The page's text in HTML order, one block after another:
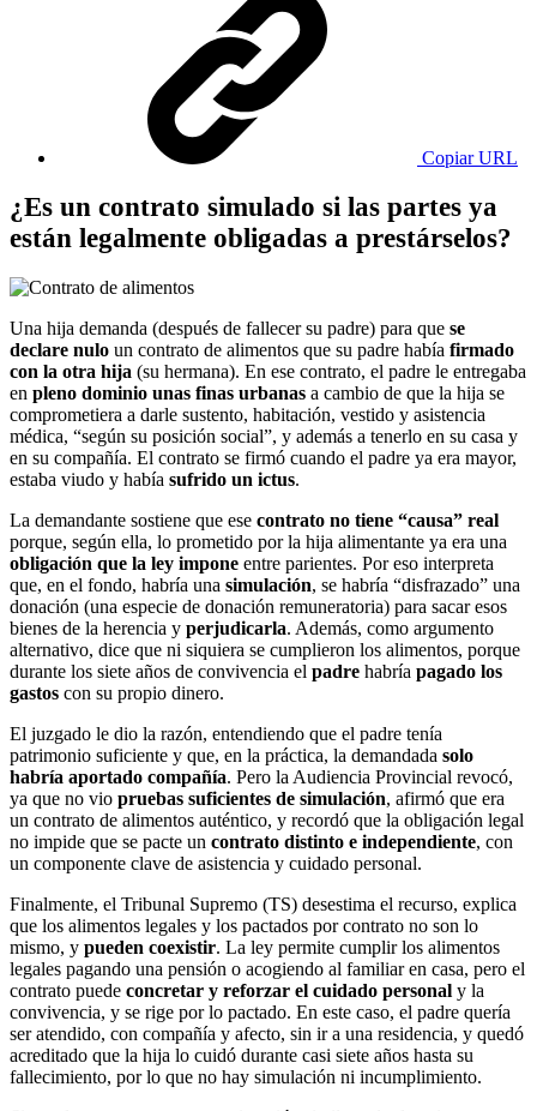
Copiar URL
¿Es un contrato simulado si las partes ya
están legalmente obligadas a prestárselos?
Una hija demanda (después de fallecer su padre) para que se
declare nulo un contrato de alimentos que su padre había firmado
con la otra hija (su hermana). En ese contrato, el padre le entregaba
en pleno dominio unas finas urbanas a cambio de que la hija se
comprometiera a darle sustento, habitación, vestido y asistencia
médica, “según su posición social”, y además a tenerlo en su casa y
en su compañía. El contrato se firmó cuando el padre ya era mayor,
estaba viudo y había sufrido un ictus.
La demandante sostiene que ese contrato no tiene “causa” real
porque, según ella, lo prometido por la hija alimentante ya era una
obligación que la ley impone entre parientes. Por eso interpreta
que, en el fondo, habría una simulación, se habría “disfrazado” una
donación (una especie de donación remuneratoria) para sacar esos
bienes de la herencia y perjudicarla. Además, como argumento
alternativo, dice que ni siquiera se cumplieron los alimentos, porque
durante los siete años de convivencia el padre habría pagado los
gastos con su propio dinero.
El juzgado le dio la razón, entendiendo que el padre tenía
patrimonio suficiente y que, en la práctica, la demandada solo
habría aportado compañía. Pero la Audiencia Provincial revocó,
ya que no vio pruebas suficientes de simulación, afirmó que era
un contrato de alimentos auténtico, y recordó que la obligación legal
no impide que se pacte un contrato distinto e independiente, con
un componente clave de asistencia y cuidado personal.
Finalmente, el Tribunal Supremo (TS) desestima el recurso, explica
que los alimentos legales y los pactados por contrato no son lo
mismo, y pueden coexistir. La ley permite cumplir los alimentos
legales pagando una pensión o acogiendo al familiar en casa, pero el
contrato puede concretar y reforzar el cuidado personal y la
convivencia, y se rige por lo pactado. En este caso, el padre quería
ser atendido, con compañía y afecto, sin ir a una residencia, y quedó
acreditado que la hija lo cuidó durante casi siete años hasta su
fallecimiento, por lo que no hay simulación ni incumplimiento.